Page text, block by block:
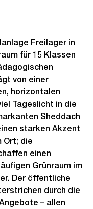
Freilager in
für 15 Klassen
von einer
horizontalen
Tageslicht in die
Sheddach
starken Akzent
Ort; die
einen
Grünraum im
Der öffentliche
durch die
– allen